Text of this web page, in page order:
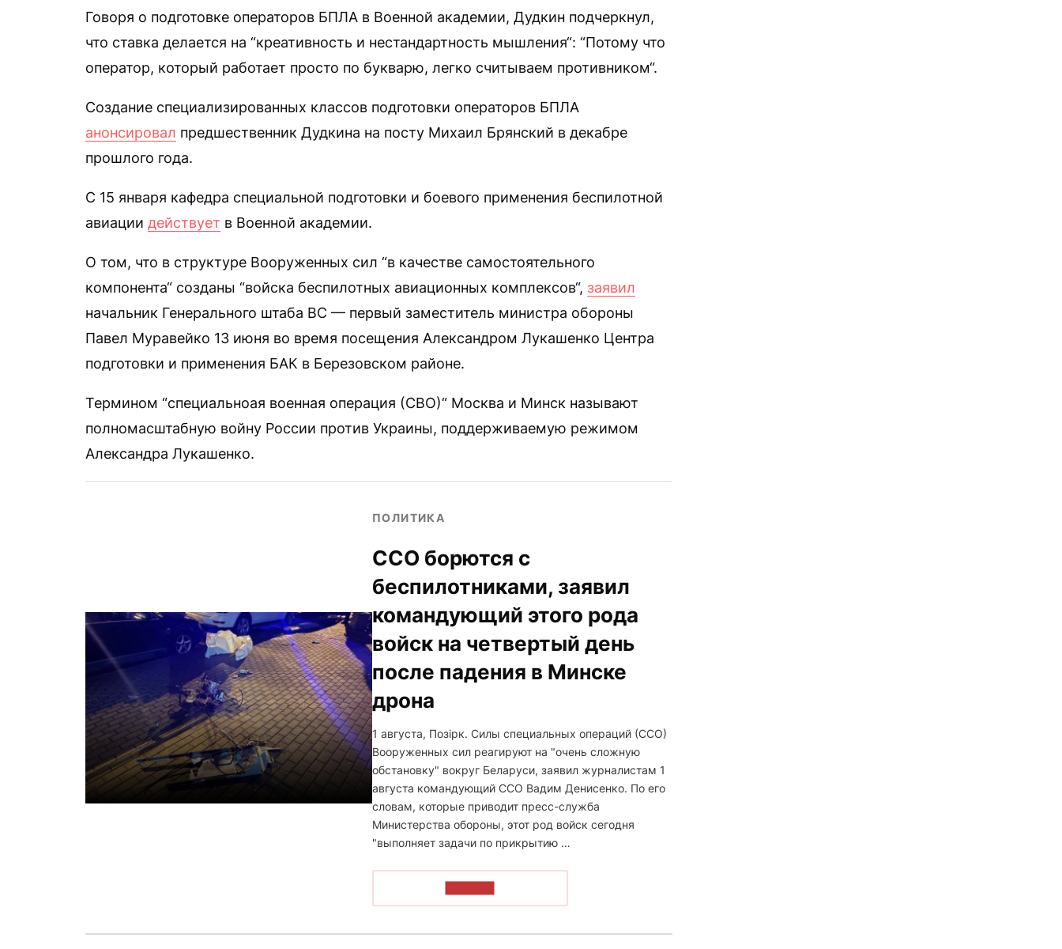
Говоря о подготовке операторов БПЛА в Военной академии, Дудкин подчеркнул,
что ставка делается на “креативность и нестандартность мышления“: “Потому что
оператор, который работает просто по букварю, легко считываем противником“.
Cоздание специализированных классов подготовки операторов БПЛА
анонсировал предшественник Дудкина на посту Михаил Брянский в декабре
прошлого года.
С 15 января кафедра специальной подготовки и боевого применения беспилотной
авиации действует в Военной академии.
О том, что в структуре Вооруженных сил “в качестве самостоятельного
компонента“ созданы “войска беспилотных авиационных комплексов“, заявил
начальник Генерального штаба ВС — первый заместитель министра обороны
Павел Муравейко 13 июня во время посещения Александром Лукашенко Центра
подготовки и применения БАК в Березовском районе.
Термином “специальноая военная операция (СВО)“ Москва и Минск называют
полномасштабную войну России против Украины, поддерживаемую режимом
Александра Лукашенко.
ПОЛИТИКА
ССО борются с
беспилотниками, заявил
командующий этого рода
войск на четвертый день
после падения в Минске
дрона
1 августа, Позірк. Силы специальных операций (ССО)
Вооруженных сил реагируют на "очень сложную
обстановку" вокруг Беларуси, заявил журналистам 1
августа командующий ССО Вадим Денисенко. По его
словам, которые приводит пресс-служба
Министерства обороны, этот род войск сегодня
"выполняет задачи по прикрытию …